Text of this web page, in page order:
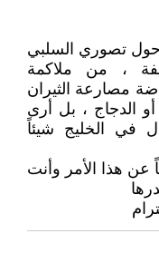
تصوري السلبي
، من ملاكمة
مصارعة الثيران
الدجاج ، بل أرى
في الخليج شيئاً
عن هذا الأمر وأنت